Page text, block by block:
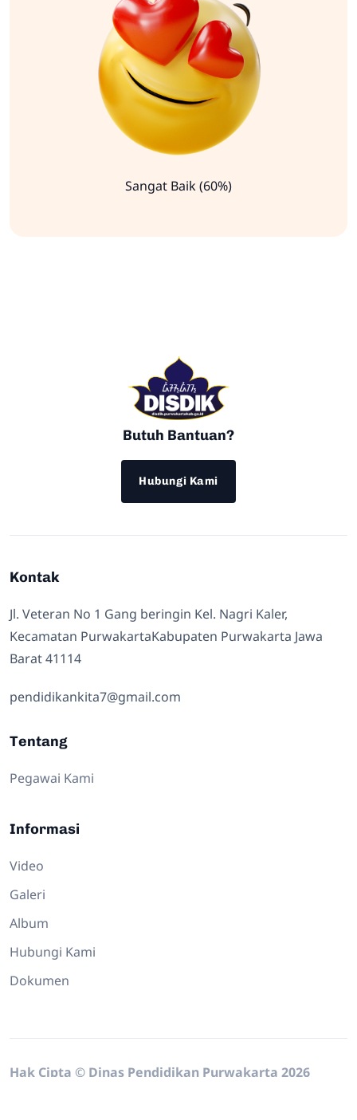
Sangat Baik (60%)
Butuh Bantuan?
Hubungi Kami
Kontak
Jl. Veteran No 1 Gang beringin Kel. Nagri Kaler,
Kecamatan PurwakartaKabupaten Purwakarta Jawa
Barat 41114
pendidikankita7@gmail.com
Tentang
Pegawai Kami
Informasi
Video
Galeri
Album
Hubungi Kami
Dokumen
Hak Cipta © Dinas Pendidikan Purwakarta 2026